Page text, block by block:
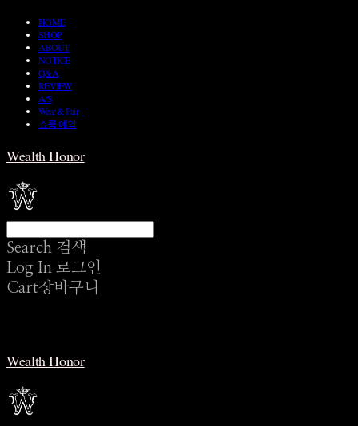
HOME
SHOP
ABOUT
NOTICE
Q&A
REVIEW
A/S
Wear & Pair
쇼룸 예약
Wealth Honor
Search 검색
Log In 로그인
Cart장바구니
Wealth Honor